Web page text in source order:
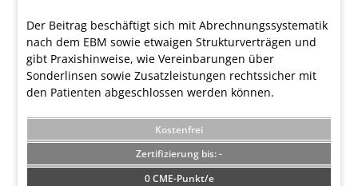
Der Beitrag beschäftigt sich mit Abrechnungssystematik
nach dem EBM sowie etwaigen Strukturverträgen und
gibt Praxishinweise, wie Vereinbarungen über
Sonderlinsen sowie Zusatzleistungen rechtssicher mit
den Patienten abgeschlossen werden können.
Kostenfrei
-
0 CME-Punkt/e